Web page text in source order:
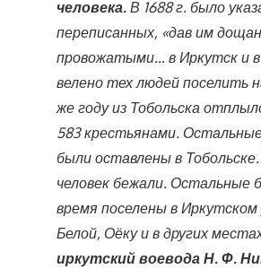
человека.В 1688 г. было
переписанных, «дав им
провожатыми… в Иркутск и в
велено тех людей поселить
же году из Тобольска
583 крестьянами. Остальные
были оставлены в
человек бежали. Остальные
время поселены в Иркутском
Белой, Оёку и в других
иркутский воевода Н. Ф.